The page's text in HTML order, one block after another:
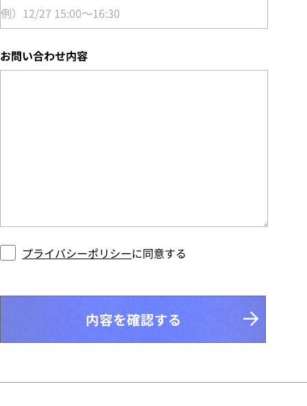
お問い合わせ内容
プライバシーポリシーに同意する
内容を確認する